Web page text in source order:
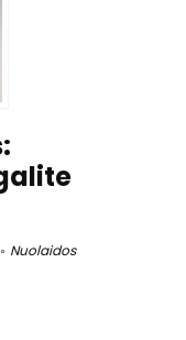
Nuolaidos